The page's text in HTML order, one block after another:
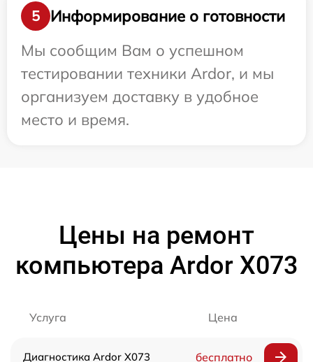
5
Информирование о готовности
Мы сообщим Вам о успешном
тестировании техники Ardor, и мы
организуем доставку в удобное
место и время.
Цены на ремонт
компьютера Ardor X073
Услуга Цена
Диагностика Ardor X073 бесплатно